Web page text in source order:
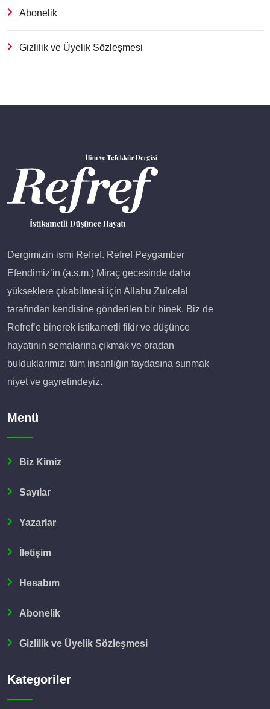
Abonelik
Gizlilik ve Üyelik Sözleşmesi
Dergimizin ismi Refref. Refref Peygamber
Efendimiz’in (a.s.m.) Miraç gecesinde daha
yükseklere çıkabilmesi için Allahu Zulcelal
tarafından kendisine gönderilen bir binek. Biz de
Refref’e binerek istikametli fikir ve düşünce
hayatının semalarına çıkmak ve oradan
bulduklarımızı tüm insanlığın faydasına sunmak
niyet ve gayretindeyiz.
Menü
Biz Kimiz
Sayılar
Yazarlar
İletişim
Hesabım
Abonelik
Gizlilik ve Üyelik Sözleşmesi
Kategoriler